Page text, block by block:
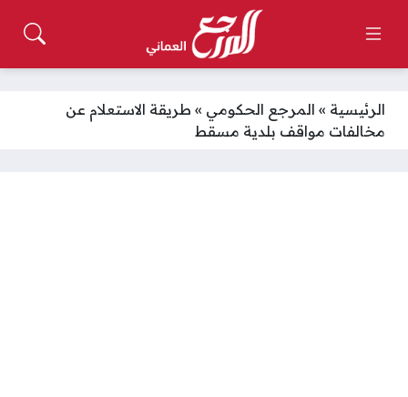
الرئيسية » المرجع الحكومي » طريقة الاستعلام عن
مخالفات مواقف بلدية مسقط